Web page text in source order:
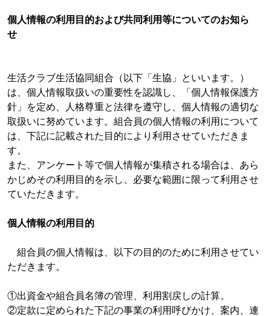
個人情報の利用目的および共同利用等についてのお知ら
せ
生活クラブ生活協同組合（以下「生協」といいます。）
は、個人情報取扱いの重要性を認識し、「個人情報保護方
針」を定め、人格尊重と法律を遵守し、個人情報の適切な
取扱いに努めています。組合員の個人情報の利用について
は、下記に記載された目的により利用させていただきま
す。
また、アンケート等で個人情報が集積される場合は、あら
かじめその利用目的を示し、必要な範囲に限って利用させ
ていただきます。
個人情報の利用目的
組合員の個人情報は、以下の目的のために利用させてい
ただきます。
①出資金や組合員名簿の管理、利用割戻しの計算。
②定款に定められた下記の事業の利用呼びかけ、案内、連